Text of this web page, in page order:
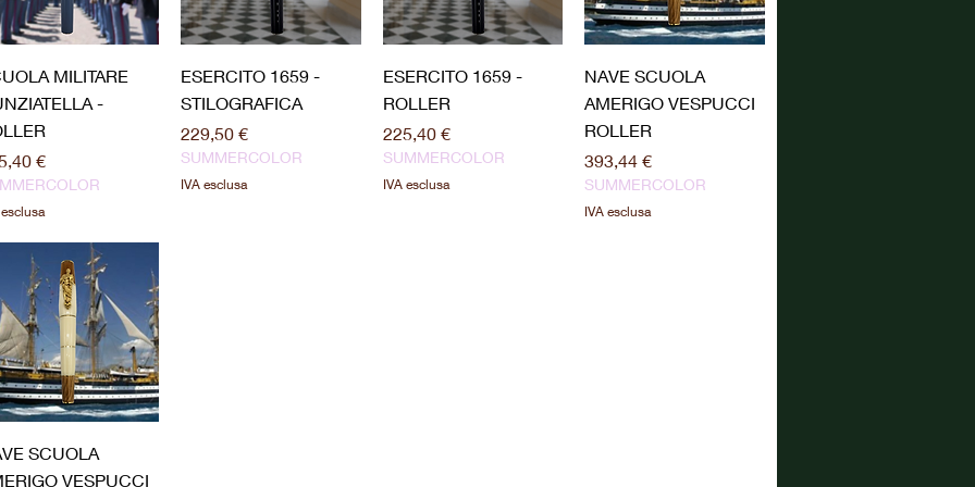
Vista rapida
MILITARE
-
€
Vista rapida
ESERCITO 1659 -
STILOGRAFICA
Prezzo
229,50 €
SUMMERCOLOR
IVA esclusa
Vista rapida
ESERCITO 1659 -
ROLLER
Prezzo
225,40 €
SUMMERCOLOR
IVA esclusa
Vista rapida
NAVE SCUOLA
AMERIGO VESPUCCI
ROLLER
Prezzo
393,44 €
SUMMERCOLOR
IVA esclusa
Vista rapida
SCUOLA
VESPUCCI